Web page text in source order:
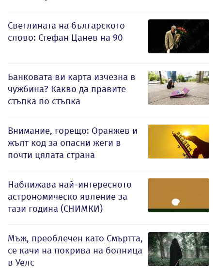
Светлината на българското
слово: Стефан Цанев на 90
Банковата ви карта изчезна в
чужбина? Какво да правите
стъпка по стъпка
Внимание, горещо: Оранжев и
жълт код за опасни жеги в
почти цялата страна
Наближава най-интересното
астрономическо явление за
тази година (СНИМКИ)
Мъж, преоблечен като Смъртта,
се качи на покрива на болница
в Уелс